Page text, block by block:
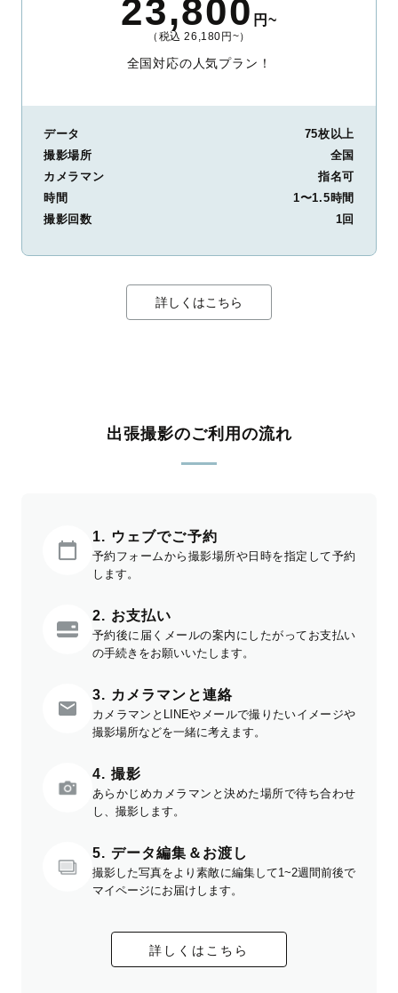
23,800 円~
（税込 26,180円~）
全国対応の人気プラン！
データ
75枚以上
撮影場所
全国
カメラマン
指名可
時間
1〜1.5時間
撮影回数
1回
詳しくはこちら
出張撮影のご利用の流れ
1. ウェブでご予約
予約フォームから撮影場所や日時を指定して予約
します。
2. お支払い
予約後に届くメールの案内にしたがってお支払い
の手続きをお願いいたします。
3. カメラマンと連絡
カメラマンとLINEやメールで撮りたいイメージや
撮影場所などを一緒に考えます。
4. 撮影
あらかじめカメラマンと決めた場所で待ち合わせ
し、撮影します。
5. データ編集＆お渡し
撮影した写真をより素敵に編集して1~2週間前後で
マイページにお届けします。
詳しくはこちら